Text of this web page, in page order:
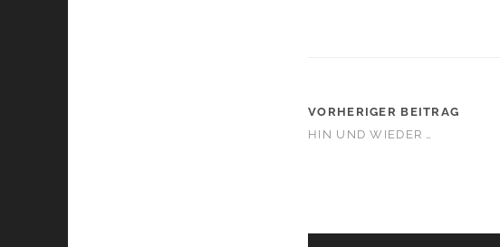
VORHERIGER BEITRAG
HIN UND WIEDER …